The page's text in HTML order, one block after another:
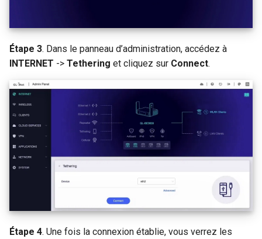
Étape 3. Dans le panneau d’administration, accédez à
INTERNET -> Tethering et cliquez sur Connect.
Étape 4. Une fois la connexion établie, vous verrez les